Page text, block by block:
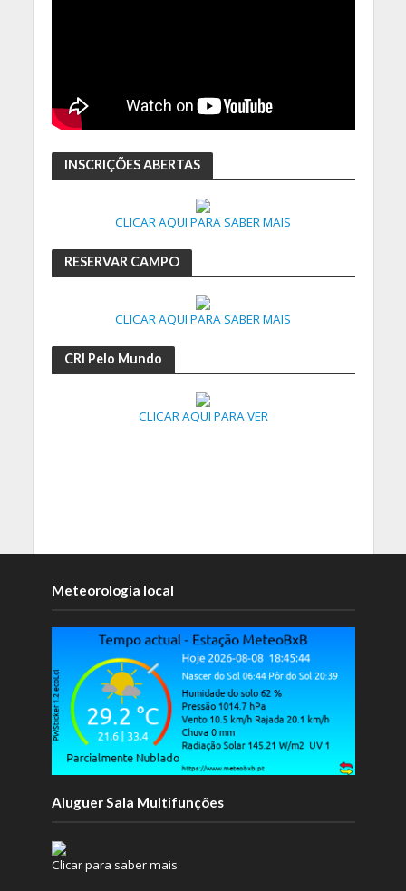
INSCRIÇÕES ABERTAS
CLICAR AQUI PARA SABER MAIS
RESERVAR CAMPO
CLICAR AQUI PARA SABER MAIS
CRI Pelo Mundo
CLICAR AQUI PARA VER
Meteorologia local
Aluguer Sala Multifunções
Clicar para saber mais